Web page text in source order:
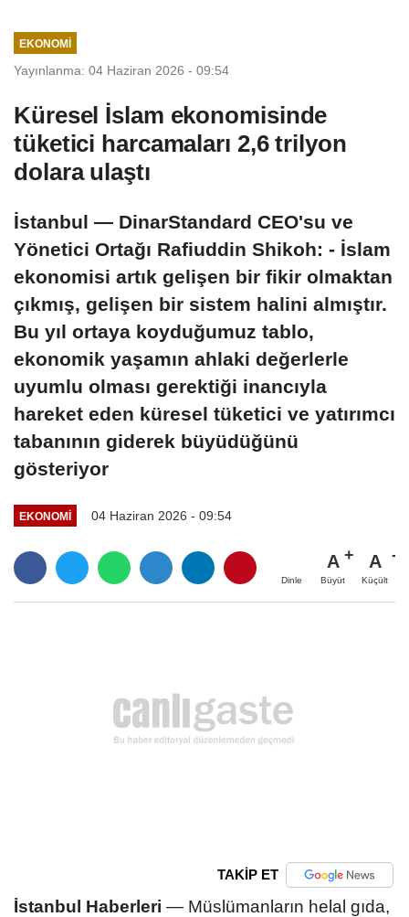
EKONOMI
Yayınlanma: 04 Haziran 2026 - 09:54
Küresel İslam ekonomisinde
tüketici harcamaları 2,6 trilyon
dolara ulaştı
İstanbul — DinarStandard CEO'su ve
Yönetici Ortağı Rafiuddin Shikoh: - İslam
ekonomisi artık gelişen bir fikir olmaktan
çıkmış, gelişen bir sistem halini almıştır.
Bu yıl ortaya koyduğumuz tablo,
ekonomik yaşamın ahlaki değerlerle
uyumlu olması gerektiği inancıyla
hareket eden küresel tüketici ve yatırımcı
tabanının giderek büyüdüğünü
gösteriyor
EKONOMI 04 Haziran 2026 - 09:54
Dinle
A
Büyüt
A
Küçült
TAKİP ET
İstanbul Haberleri — Müslümanların helal gıda,